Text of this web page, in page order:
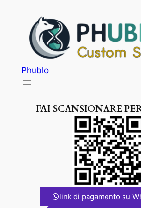
Phublo
FAI SCANSIONARE
link di pagamento su